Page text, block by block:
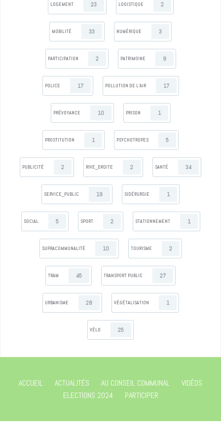
LOGEMENT 23 LOGISTIQUE 2
MOBILITÉ 33 NUMÉRIQUE 3
PARTICIPATION 2 PATRIMOINE 9
POLICE 17 POLLUTION DE L’AIR 17
PRÉVOYANCE 10 PRISON 1
PROSTITUTION 1 PSYCHOTROPES 5
PUBLICITÉ 2 RIVE_DROITE 2 SANTÉ 34
SERVICE_PUBLIC 19 SIDÉRURGIE 1
SOCIAL 5 SPORT 2 STATIONNEMENT 1
SUPRACOMMUNALITÉ 10 TOURISME 2
TRAM 45 TRANSPORT PUBLIC 27
URBANISME 28 VÉGÉTALISATION 1
VÉLO 25
ACCUEIL ACTUALITÉS AU CONSEIL COMMUNAL
VIDÉOS
ELECTIONS 2024
PARTICIPER